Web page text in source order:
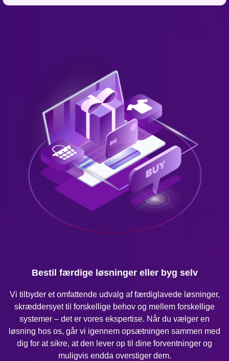
Bestil færdige løsninger eller byg selv
Vi tilbyder et omfattende udvalg af færdiglavede løsninger,
skræddersyet til forskellige behov og mellem forskellige
systemer – det er vores ekspertise. Når du vælger en
løsning hos os, går vi igennem opsætningen sammen med
dig for at sikre, at den lever op til dine forventninger og
muligvis endda overstiger dem.